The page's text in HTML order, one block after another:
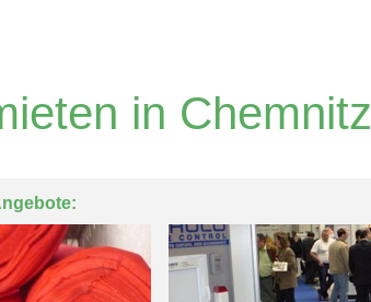
in Chemnitz